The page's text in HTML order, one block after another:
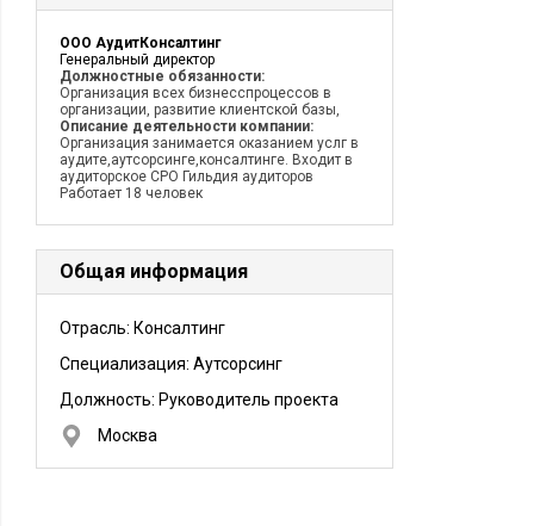
ООО АудитКонсалтинг
Генеральный директор
Должностные обязанности:
Организация всех бизнесспроцессов в
организации, развитие клиентской базы,
Описание деятельности компании:
Организация занимается оказанием услг в
аудите,аутсорсинге,консалтинге. Входит в
аудиторское СРО Гильдия аудиторов
Работает 18 человек
Общая информация
Отрасль: Консалтинг
Специализация: Аутсорсинг
Должность: Руководитель проекта
Москва